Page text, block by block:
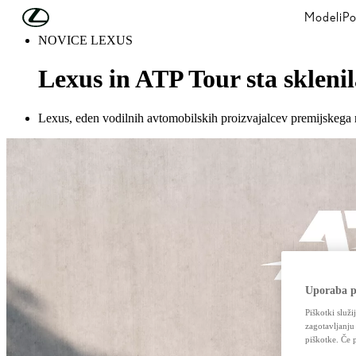
Skip to Main Content Modeli
NOVICE LEXUS
Lexus in ATP Tour sta
Lexus, eden vodilnih avtomobilskih proizvajalcev
Uporaba
Piškotki
zagotavljanju
piškotke. Če